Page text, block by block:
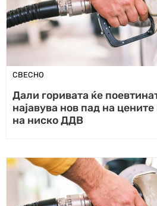
СВЕСНО
Дали горивата ќе
најавува нов пад на
на ниско ДДВ